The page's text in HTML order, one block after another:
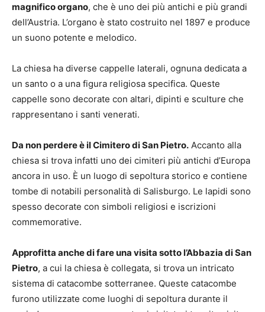
magnifico organo, che è uno dei più antichi e più grandi
dell’Austria. L’organo è stato costruito nel 1897 e produce
un suono potente e melodico.
La chiesa ha diverse cappelle laterali, ognuna dedicata a
un santo o a una figura religiosa specifica. Queste
cappelle sono decorate con altari, dipinti e sculture che
rappresentano i santi venerati.
Da non perdere è il Cimitero di San Pietro. Accanto alla
chiesa si trova infatti uno dei cimiteri più antichi d’Europa
ancora in uso. È un luogo di sepoltura storico e contiene
tombe di notabili personalità di Salisburgo. Le lapidi sono
spesso decorate con simboli religiosi e iscrizioni
commemorative.
Approfitta anche di fare una visita sotto l’Abbazia di San
Pietro, a cui la chiesa è collegata, si trova un intricato
sistema di catacombe sotterranee. Queste catacombe
furono utilizzate come luoghi di sepoltura durante il